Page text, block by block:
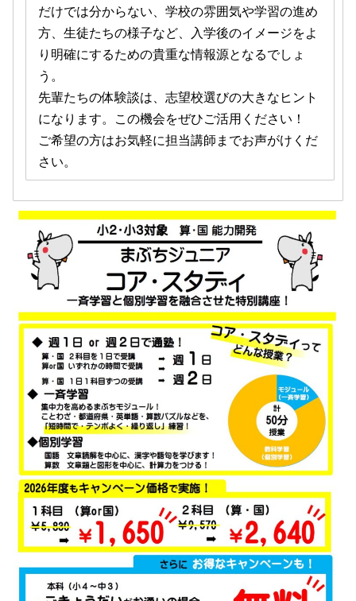
だけでは分からない、学校の雰囲気や学習の進め
方、生徒たちの様子など、入学後のイメージをよ
り明確にするための貴重な情報源となるでしょ
う。
先輩たちの体験談は、志望校選びの大きなヒント
になります。この機会をぜひご活用ください！
ご希望の方はお気軽に担当講師までお声がけくだ
さい。